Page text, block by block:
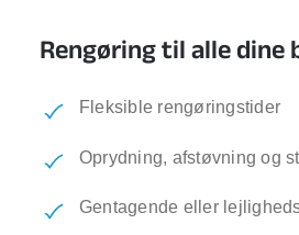
Rengøring til alle dine
Fleksible rengøringstider
Oprydning, afstøvning og
Gentagende eller